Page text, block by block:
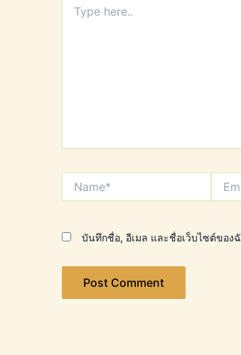
here..
บันทึกชื่อ, อีเมล และชื่อเว็บไซต์ของ